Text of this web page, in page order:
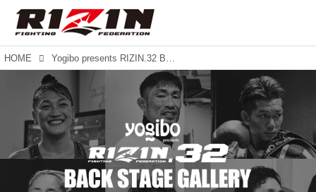
HOME Yogibo presents RIZIN.32 BACKSTAGE GALLERY